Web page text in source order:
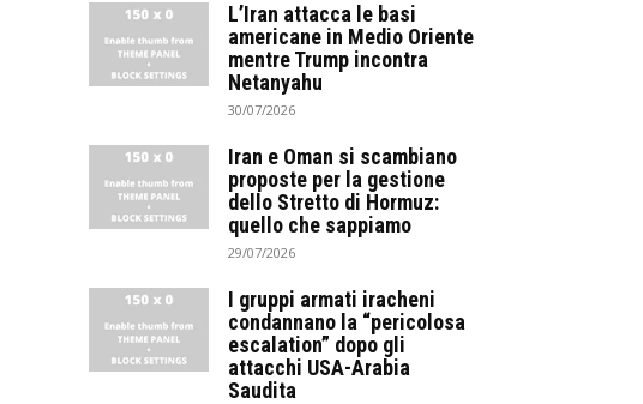
L’Iran attacca le basi
americane in Medio Oriente
mentre Trump incontra
Netanyahu
30/07/2026
Iran e Oman si scambiano
proposte per la gestione
dello Stretto di Hormuz:
quello che sappiamo
29/07/2026
I gruppi armati iracheni
condannano la “pericolosa
escalation” dopo gli
attacchi USA-Arabia
Saudita